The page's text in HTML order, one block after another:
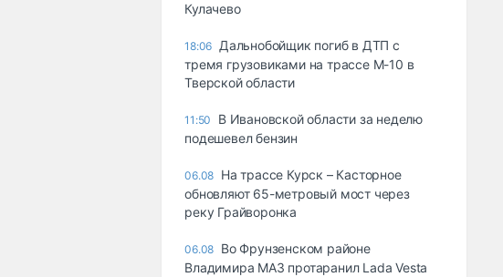
Кулачево
18:06 Дальнобойщик погиб в ДТП с
тремя грузовиками на трассе М-10 в
Тверской области
11:50
В Ивановской области за неделю
подешевел бензин
06.08 На трассе Курск – Касторное
обновляют 65-метровый мост через
реку Грайворонка
06.08 Во Фрунзенском районе
Владимира МАЗ протаранил Lada Vesta